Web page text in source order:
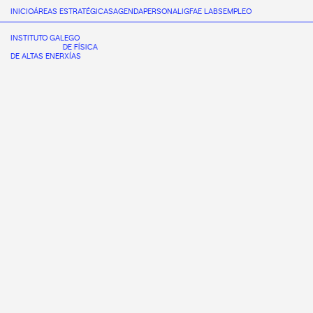
INICIOÁREAS ESTRATÉGICASAGENDAPERSONALIGFAE LABSEMPLEO
INSTITUTO GALEGO
DE FÍSICA
DE ALTAS ENERXÍAS